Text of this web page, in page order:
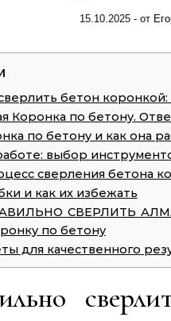
15.10.2025 - от
бетон
Коронка по бетону.
по бетону и как она
выбор
сверления бетона
и как их избежать
СВЕРЛИТЬ
по бетону
для качественного